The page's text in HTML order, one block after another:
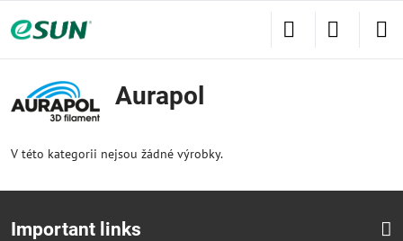
Aurapol
V této kategorii nejsou žádné výrobky.
Important links